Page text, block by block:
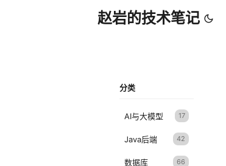
赵岩的技术笔记
分类
AI与大模型 17
Java后端 42
数据库 66